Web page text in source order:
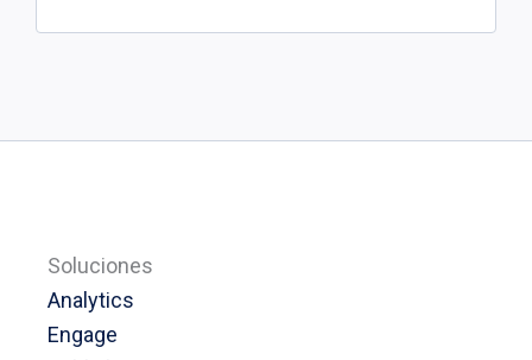
Soluciones
Analytics
Engage